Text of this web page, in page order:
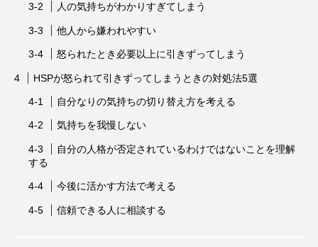
人の気持ちがわかりすぎてしまう
他人から嫌われやすい
怒られたとき必要以上に引きずってしまう
HSPが怒られて引きずってしまうときの対処法5選
自分なりの気持ちの切り替え方を考える
気持ちを我慢しない
自分の人格が否定されているわけではないことを理解
する
今後に活かす方法で考える
信頼できる人に相談する